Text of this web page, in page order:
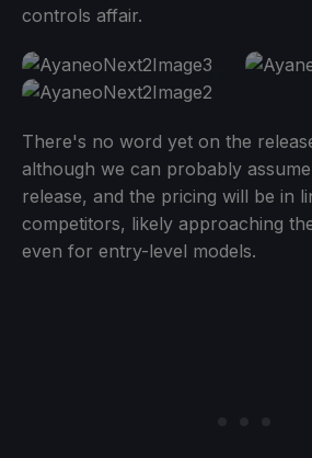
controls affair.
There's no word yet on the
although we can probably
release, and the pricing will be in
competitors, likely approaching
even for entry-level models.